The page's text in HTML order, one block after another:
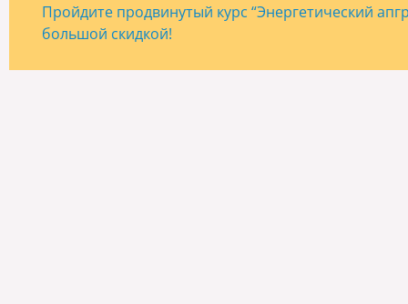
Пройдите продвинутый курс “Энергетический
большой скидкой!